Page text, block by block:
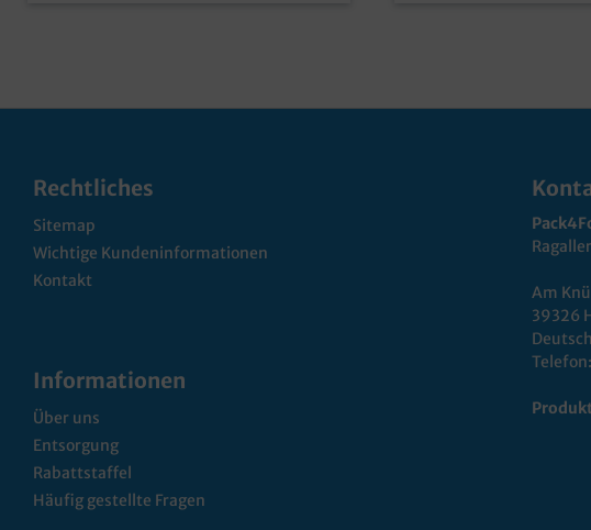
Rechtliches
Sitemap
Wichtige Kundeninformationen
Kontakt
Informationen
Über uns
Entsorgung
Rabattstaffel
Häufig gestellte Fragen
Am
39326
Telefon: